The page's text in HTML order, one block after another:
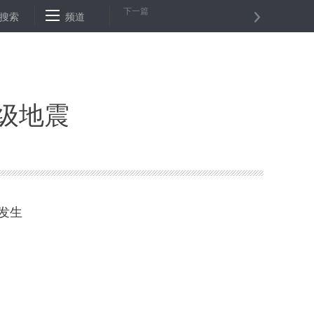
堂里的温馨——方佩儿和她的“买菜小分队” “一切都在往好的方向
搜索 频道 下一篇
地震
生